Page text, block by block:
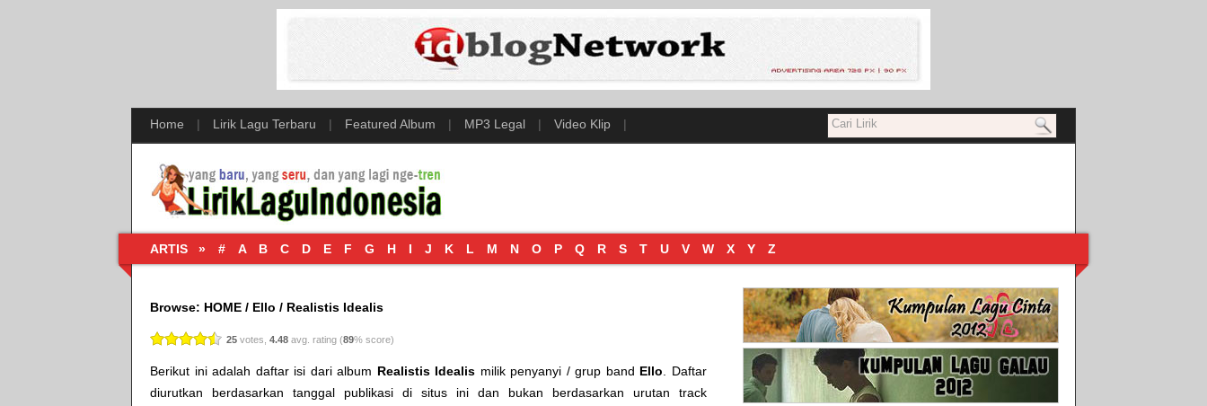
Home | Lirik Lagu Terbaru | Featured Album | MP3 Legal | Video Klip |
ARTIS » # A B C D E F G H I J K L M N O P Q R S T U V W X Y Z
Browse: HOME / Ello / Realistis Idealis
25 votes, 4.48 avg. rating (89% score)
Berikut ini adalah daftar isi dari album Realistis Idealis milik penyanyi / grup band Ello . Daftar
diurutkan berdasarkan tanggal publikasi di situs ini dan bukan berdasarkan urutan track